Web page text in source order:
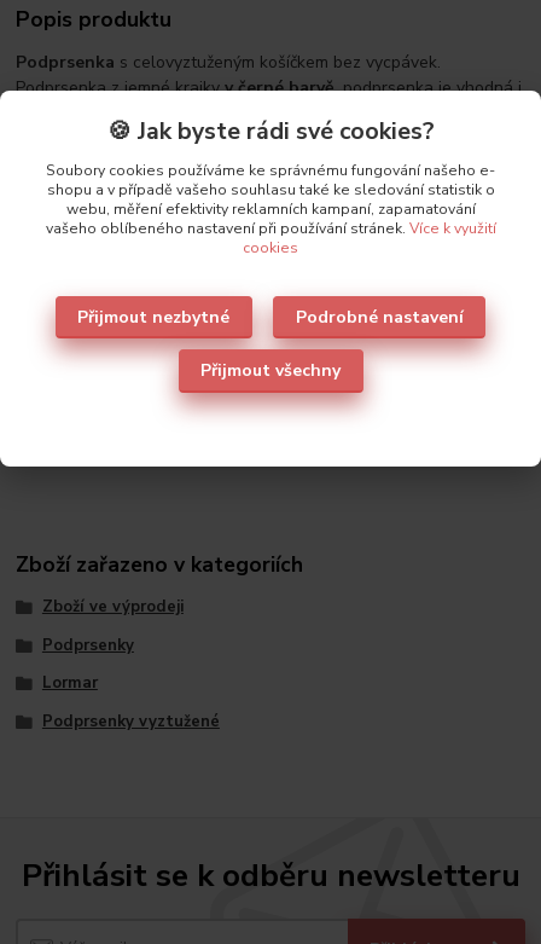
Popis produktu
Podprsenka s celovyztuženým košíčkem bez vycpávek.
Podprsenka z jemné krajkyv černé barvě, podprsenka je vhodná i
Podprsenka má zapínání na dva háčky ve třech pozicích s má
délkově nastavitelná ramínka.
Složení: 80% polyamid, 15% elsatan, 5% jiná vlákna
Původ zboží
Zboží zařazeno v kategoriích
Zboží ve výprodeji
Podprsenky
Lormar
Podprsenky vyztužené
Přihlásit se k odběru newsletteru
🍪 Jak byste rádi své cookies?
Soubory cookies používáme ke správnému fungování našeho e-
shopu a v případě vašeho souhlasu také ke sledování statistik o
webu, měření efektivity reklamních kampaní, zapamatování
vašeho oblíbeného nastavení při používání stránek. Více k využití
cookies
Přijmout nezbytné Podrobné nastavení
Přijmout všechny